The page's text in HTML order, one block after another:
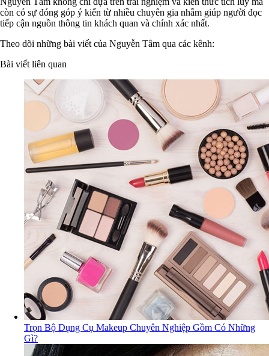
còn có sự đóng góp ý kiến từ nhiều chuyên gia nhằm giúp người đọc
tiếp cận nguồn thông tin khách quan và chính xác nhất.
Theo dõi những bài viết của Nguyễn Tâm qua các kênh:
Bài viết liên quan
Trọn Bộ Dụng Cụ Makeup Chuyên Nghiệp Gồm Có Những
Gì?